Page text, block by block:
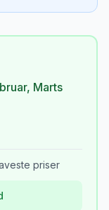
, Marts
priser